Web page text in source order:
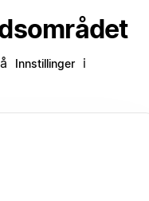
Innstillinger
i